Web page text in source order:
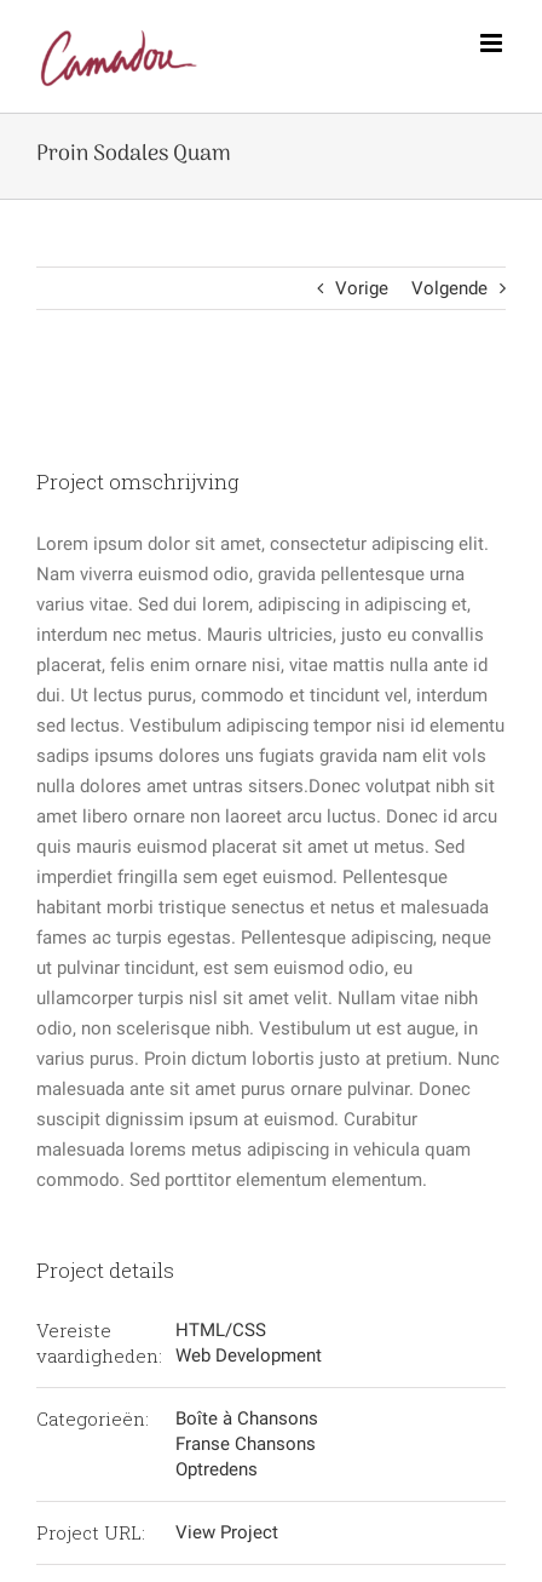
content
naar:
Proin Sodales Quam
Vorige Volgende
Project omschrijving
Lorem ipsum dolor sit amet, consectetur adipiscing elit.
Nam viverra euismod odio, gravida pellentesque urna
varius vitae. Sed dui lorem, adipiscing in adipiscing et,
interdum nec metus. Mauris ultricies, justo eu convallis
placerat, felis enim ornare nisi, vitae mattis nulla ante id
dui. Ut lectus purus, commodo et tincidunt vel, interdum
sed lectus. Vestibulum adipiscing tempor nisi id elementu
sadips ipsums dolores uns fugiats gravida nam elit vols
nulla dolores amet untras sitsers.Donec volutpat nibh sit
amet libero ornare non laoreet arcu luctus. Donec id arcu
quis mauris euismod placerat sit amet ut metus. Sed
imperdiet fringilla sem eget euismod. Pellentesque
habitant morbi tristique senectus et netus et malesuada
fames ac turpis egestas. Pellentesque adipiscing, neque
ut pulvinar tincidunt, est sem euismod odio, eu
ullamcorper turpis nisl sit amet velit. Nullam vitae nibh
odio, non scelerisque nibh. Vestibulum ut est augue, in
varius purus. Proin dictum lobortis justo at pretium. Nunc
malesuada ante sit amet purus ornare pulvinar. Donec
suscipit dignissim ipsum at euismod. Curabitur
malesuada lorems metus adipiscing in vehicula quam
commodo. Sed porttitor elementum elementum.
Project details
Vereiste
vaardigheden:
HTML/CSS
Web Development
Categorieën:
Boîte à Chansons
Franse Chansons
Optredens
Project URL: View Project